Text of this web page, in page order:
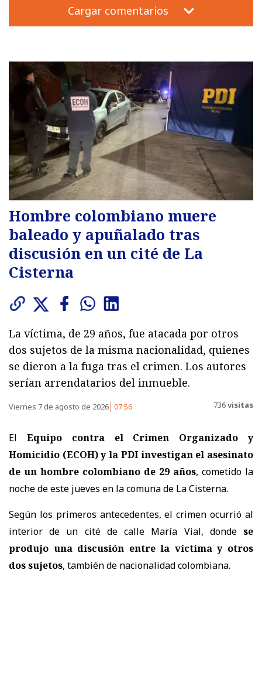
Cargar comentarios
Hombre colombiano muere
baleado y apuñalado tras
discusión en un cité de La
Cisterna
La víctima, de 29 años, fue atacada por otros
dos sujetos de la misma nacionalidad, quienes
se dieron a la fuga tras el crimen. Los autores
serían arrendatarios del inmueble.
Viernes 7 de agosto de 2026 07:56 736visitas
El Equipo contra el Crimen Organizado y
Homicidio (ECOH) y la PDI investigan el asesinato
de un hombre colombiano de 29 años, cometido la
noche de este jueves en la comuna de La Cisterna.
Según los primeros antecedentes, el crimen ocurrió al
interior de un cité de calle María Vial, donde se
produjo una discusión entre la víctima y otros
dos sujetos, también de nacionalidad colombiana.